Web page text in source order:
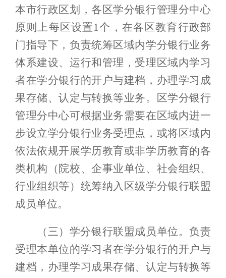
本市行政区划，各区学分银行管理分中心
原则上每区设置1个，在各区教育行政部
门指导下，负责统筹区域内学分银行业务
体系建设、运行和管理，受理区域内学习
者在学分银行的开户与建档，办理学习成
果存储、认定与转换等业务。区学分银行
管理分中心可根据业务需要在区域内进一
步设立学分银行业务受理点，或将区域内
依法依规开展学历教育或非学历教育的各
类机构（院校、企事业单位、社会组织、
行业组织等）统筹纳入区级学分银行联盟
成员单位。
（三）学分银行联盟成员单位。负责
受理本单位的学习者在学分银行的开户与
建档，办理学习成果存储、认定与转换等